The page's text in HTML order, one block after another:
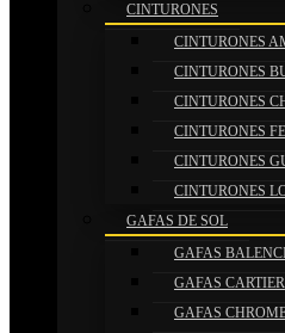
CINTURONES
CINTURONES
CINTURONES
CINTURONES
CINTURONES
CINTURONES
CINTURONES
GAFAS DE SOL
GAFAS
GAFAS CARTIER
GAFAS